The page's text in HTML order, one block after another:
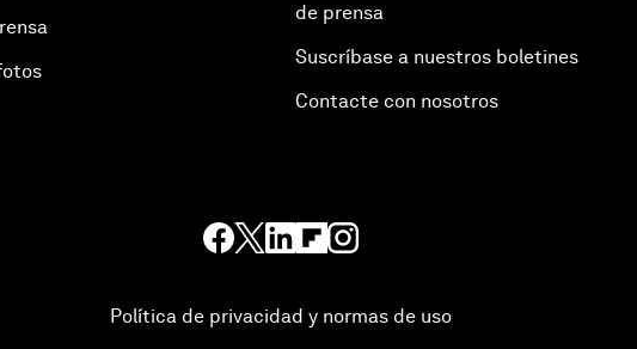
de prensa
Suscríbase a nuestros boletines
Contacte con nosotros
Política de privacidad y normas de uso